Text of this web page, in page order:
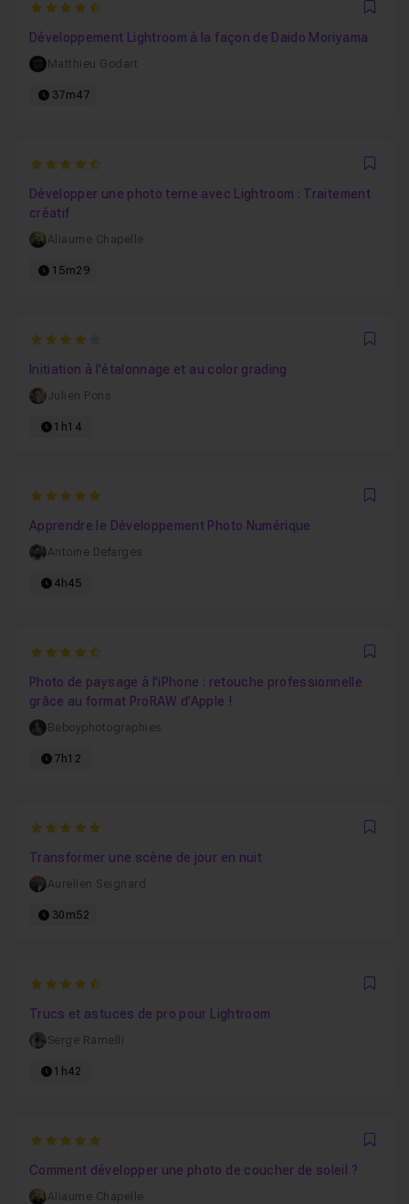
4.8148148148148
Développement Lightroom à la façon de Daido Moriyama
Matthieu Godart
37m47
4.8888888888889
Développer une photo terne avec Lightroom : Traitement
créatif
Aliaume Chapelle
15m29
4
Initiation à l'étalonnage et au color grading
Julien Pons
1h14
5
Apprendre le Développement Photo Numérique
Antoine Defarges
4h45
4.8333333333333
Photo de paysage à l’iPhone : retouche professionnelle
grâce au format ProRAW d’Apple !
Beboyphotographies
7h12
5
Transformer une scène de jour en nuit
Aurelien Seignard
30m52
4.8387096774194
Trucs et astuces de pro pour Lightroom
Serge Ramelli
1h42
5
Comment développer une photo de coucher de soleil ?
Aliaume Chapelle